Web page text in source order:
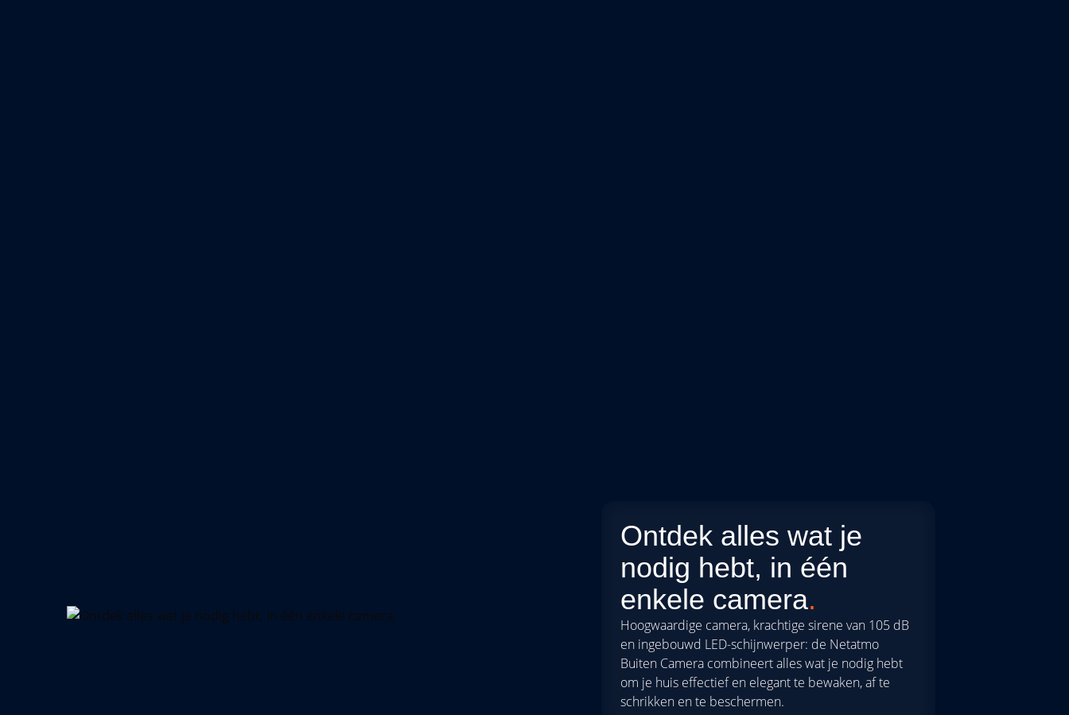
Ontdek alles wat je
nodig hebt, in één
enkele camera.
Hoogwaardige camera, krachtige sirene van 105 dB
en ingebouwd LED-schijnwerper: de Netatmo
Buiten Camera combineert alles wat je nodig hebt
om je huis effectief en elegant te bewaken, af te
schrikken en te beschermen.